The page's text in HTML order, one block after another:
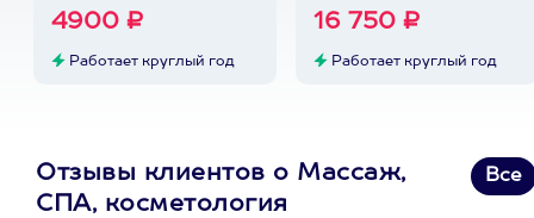
4900 ₽
Работает круглый год
16 750 ₽
Работает круглый год
Отзывы клиентов о Массаж,
СПА, косметология
Все